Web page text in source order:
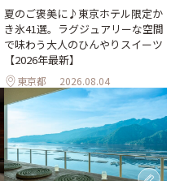
夏のご褒美に♪東京ホテル限定か
き氷41選。ラグジュアリーな空間
で味わう大人のひんやりスイーツ
【2026年最新】
東京都 2026.08.04